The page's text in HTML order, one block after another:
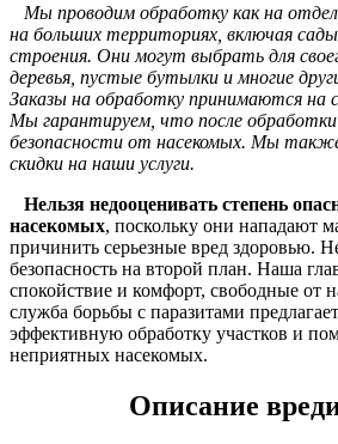
Мы проводим обработку как на
на больших территориях, включая
строения. Они могут выбрать для
деревья, пустые бутылки и многие
Заказы на обработку принимаются на
Мы гарантируем, что после
безопасности от насекомых. Мы
скидки на наши услуги.
Нельзя недооценивать степень
насекомых, поскольку они нападают
причинить серьезные вред здоровью.
безопасность на второй план. Наша
спокойствие и комфорт, свободные от
служба борьбы с паразитами
эффективную обработку участков и
неприятных насекомых.
Описание